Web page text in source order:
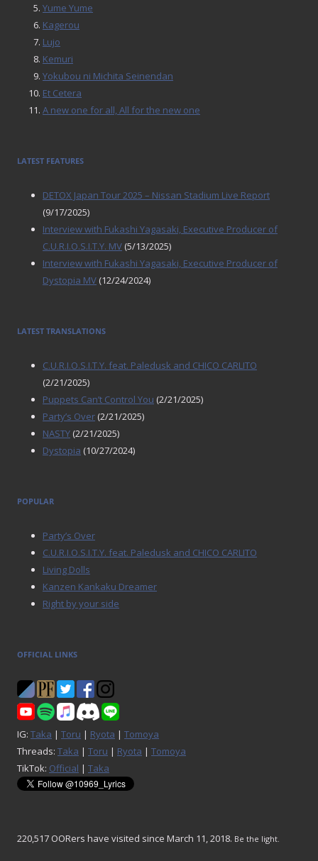
Yume Yume
Kagerou
Lujo
Kemuri
Yokubou ni Michita Seinendan
Et Cetera
A new one for all, All for the new one
LATEST FEATURES
DETOX Japan Tour 2025 – Nissan Stadium Live Report
(9/17/2025)
Interview with Fukashi Yagasaki, Executive Producer of
C.U.R.I.O.S.I.T.Y. MV (5/13/2025)
Interview with Fukashi Yagasaki, Executive Producer of
Dystopia MV (12/24/2024)
LATEST TRANSLATIONS
C.U.R.I.O.S.I.T.Y. feat. Paledusk and CHICO CARLITO
(2/21/2025)
Puppets Can’t Control You (2/21/2025)
Party’s Over (2/21/2025)
NASTY (2/21/2025)
Dystopia (10/27/2024)
POPULAR
Party’s Over
C.U.R.I.O.S.I.T.Y. feat. Paledusk and CHICO CARLITO
Living Dolls
Kanzen Kankaku Dreamer
Right by your side
OFFICIAL LINKS
IG: Taka | Toru | Ryota | Tomoya
Threads: Taka | Toru | Ryota | Tomoya
TikTok: Official | Taka
220,517 OORers have visited since March 11, 2018. Be the light.